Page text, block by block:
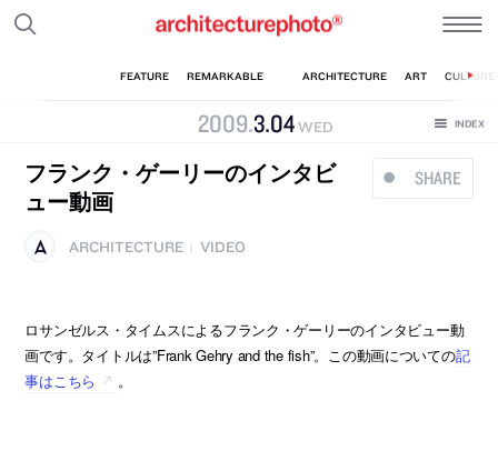
2009.3.04WED
SHARE
フランク・ゲーリーのインタビ
ュー動画
ARCHITECTURE VIDEO
ロサンゼルス・タイムスによるフランク・ゲーリーのインタビュー動
画です。タイトルは”Frank Gehry and the fish”。この動画についての記
事はこちら
。